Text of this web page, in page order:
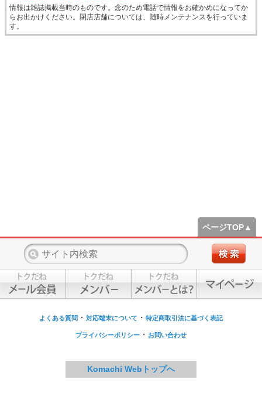
情報は雑誌掲載当時のものです。念のため電話で情報をお確かめになってか
らお出かけください。閉店店舗については、随時メンテナンスを行っていま
す。
ページTOP▲
よくある質問 ・ 対応端末について ・ 特定商取引法に基づく表記
プライバシーポリシー ・ お問い合わせ
Komachi Webトップへ